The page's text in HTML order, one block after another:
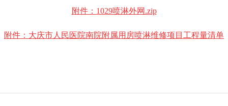
附件： 1029喷淋外网.zip
附件： 大庆市人民医院南院附属用房喷淋维修项目工程量清单